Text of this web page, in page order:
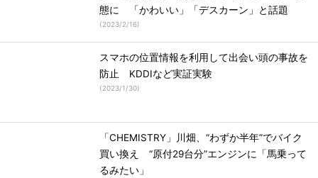
態に 「かわいい」「デスカーン」と話題
(2023/2/16)
スマホの位置情報を利用して出会い頭の事故を
防止 KDDIなど実証実験
(2023/1/30)
「CHEMISTRY」川畑、“わずか半年”でバイク
買い換え “原付29台分”エンジンに「馬乗って
るみたい」